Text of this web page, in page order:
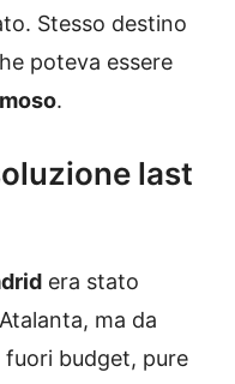
Stesso destino
poteva essere
.
last
era stato
ma da
budget, pure